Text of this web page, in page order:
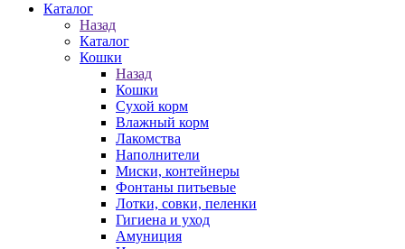
Каталог
Назад
Каталог
Кошки
Назад
Кошки
Сухой корм
Влажный корм
Лакомства
Наполнители
Миски, контейнеры
Фонтаны питьевые
Лотки, совки, пеленки
Гигиена и уход
Амуниция